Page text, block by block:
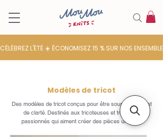
CÉLÉBREZ L'ÉTÉ ☀️ ÉCONOMISEZ 15 % SUR NOS
Modèles de tricot
Des modèles de tricot conçus pour être source de joie et
de clarté. Destinés aux tricoteuses et tricoteurs
passionnés qui aiment créer des pièces uniques.